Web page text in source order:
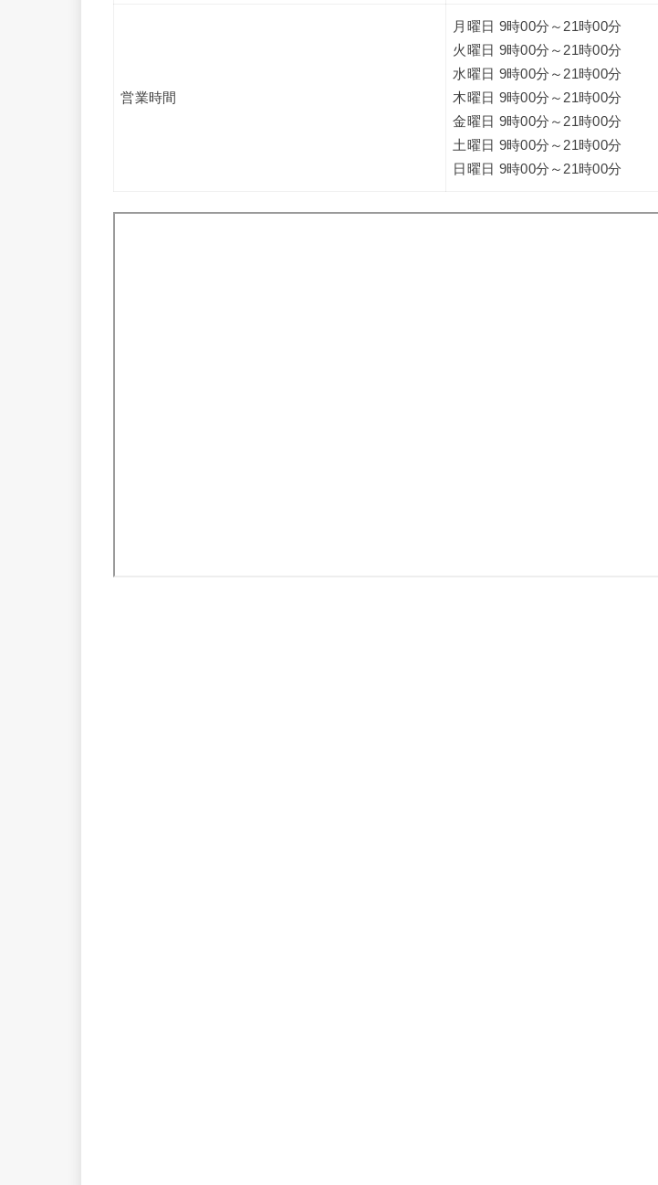
営業時間
月曜日 9時00分～21時00分
火曜日 9時00分～21時00分
水曜日 9時00分～21時00分
木曜日 9時00分～21時00分
金曜日 9時00分～21時00分
土曜日 9時00分～21時00分
日曜日 9時00分～21時00分